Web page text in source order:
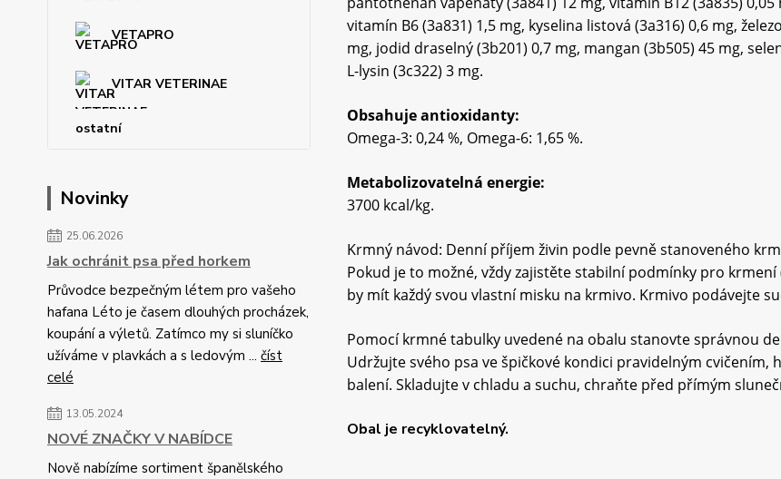
VETAPRO
VITAR VETERINAE
ostatní
Novinky
25.06.2026
Jak ochránit psa před horkem
Průvodce bezpečným létem pro vašeho
hafana Léto je časem dlouhých procházek,
koupání a výletů. Zatímco my si sluníčko
užíváme v plavkách a s ledovým ... číst
celé
13.05.2024
NOVÉ ZNAČKY V NABÍDCE
Nově nabízíme sortiment španělského
vitamín B6 (3a831) 1,5 mg, kyselina listová (3a316) 0,6 mg,
mg, jodid draselný (3b201) 0,7 mg, mangan (3b505) 45 mg,
L-lysin (3c322) 3 mg.
Obsahuje antioxidanty:
Omega-3: 0,24 %, Omega-6: 1,65 %.
Metabolizovatelná energie:
3700 kcal/kg.
Krmný návod: Denní příjem živin podle pevně stanoveného
Pokud je to možné, vždy zajistěte stabilní podmínky pro
by mít každý svou vlastní misku na krmivo. Krmivo podávejte
Pomocí krmné tabulky uvedené na obalu stanovte správnou
Udržujte svého psa ve špičkové kondici pravidelným
balení. Skladujte v chladu a suchu, chraňte před přímým
Obal je recyklovatelný.